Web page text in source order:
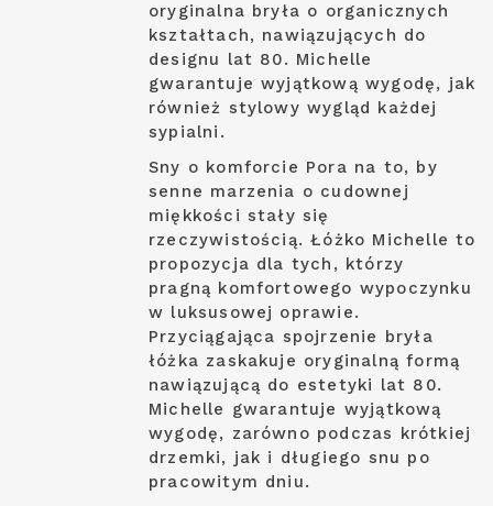
oryginalna bryła o organicznych
kształtach, nawiązujących do
designu lat 80. Michelle
gwarantuje wyjątkową wygodę, jak
również stylowy wygląd każdej
sypialni.
Sny o komforcie Pora na to, by
senne marzenia o cudownej
miękkości stały się
rzeczywistością. Łóżko Michelle to
propozycja dla tych, którzy
pragną komfortowego wypoczynku
w luksusowej oprawie.
Przyciągająca spojrzenie bryła
łóżka zaskakuje oryginalną formą
nawiązującą do estetyki lat 80.
Michelle gwarantuje wyjątkową
wygodę, zarówno podczas krótkiej
drzemki, jak i długiego snu po
pracowitym dniu.